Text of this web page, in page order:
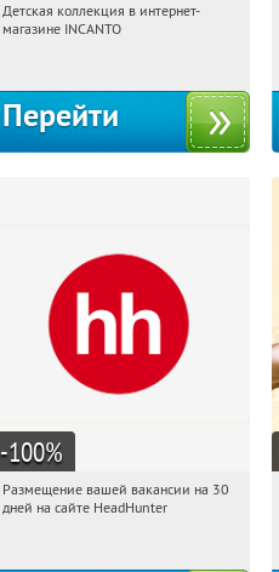
01:22:47
Получи первым!
Детская коллекция в интернет-
магазине INCANTO
Перейти
-100%
01:22:47
Получи первым!
Размещение вашей вакансии на 30
дней на сайте HeadHunter